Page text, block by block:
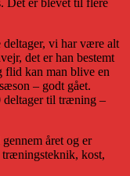
Det er blevet til flere
vi har være alt
det er han bestemt
flid kan man blive en
– godt gået.
deltager til træning –
året og er
træningsteknik, kost,